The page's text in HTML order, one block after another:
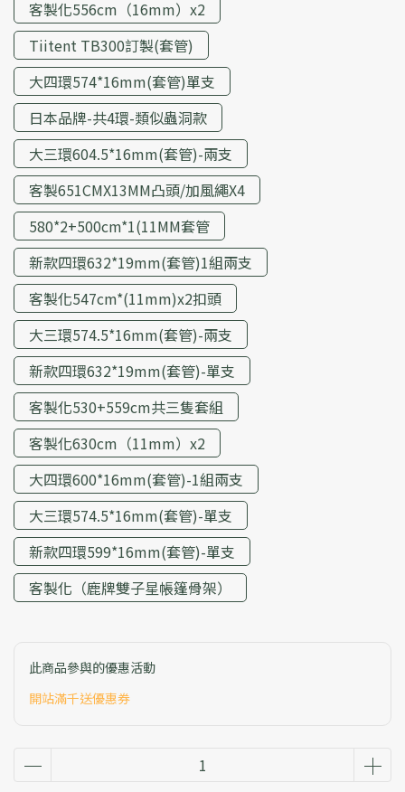
客製化556cm（16mm）x2
Tiitent TB300訂製(套管)
大四環574*16mm(套管)單支
日本品牌-共4環-類似蟲洞款
大三環604.5*16mm(套管)-兩支
客製651CMX13MM凸頭/加風繩X4
580*2+500cm*1(11MM套管
新款四環632*19mm(套管)1組兩支
客製化547cm*(11mm)x2扣頭
大三環574.5*16mm(套管)-兩支
新款四環632*19mm(套管)-單支
客製化530+559cm共三隻套組
客製化630cm（11mm）x2
大四環600*16mm(套管)-1組兩支
大三環574.5*16mm(套管)-單支
新款四環599*16mm(套管)-單支
客製化（鹿牌雙子星帳篷骨架）
此商品參與的優惠活動
開站滿千送優惠券